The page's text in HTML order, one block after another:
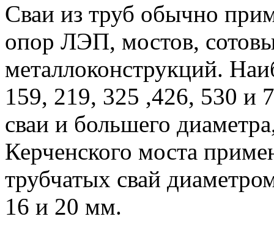
Сваи из труб обычно
опор ЛЭП, мостов,
металлоконструкций.
159, 219, 325 ,426, 530
сваи и большего
Керченского моста
трубчатых свай
16 и 20 мм.